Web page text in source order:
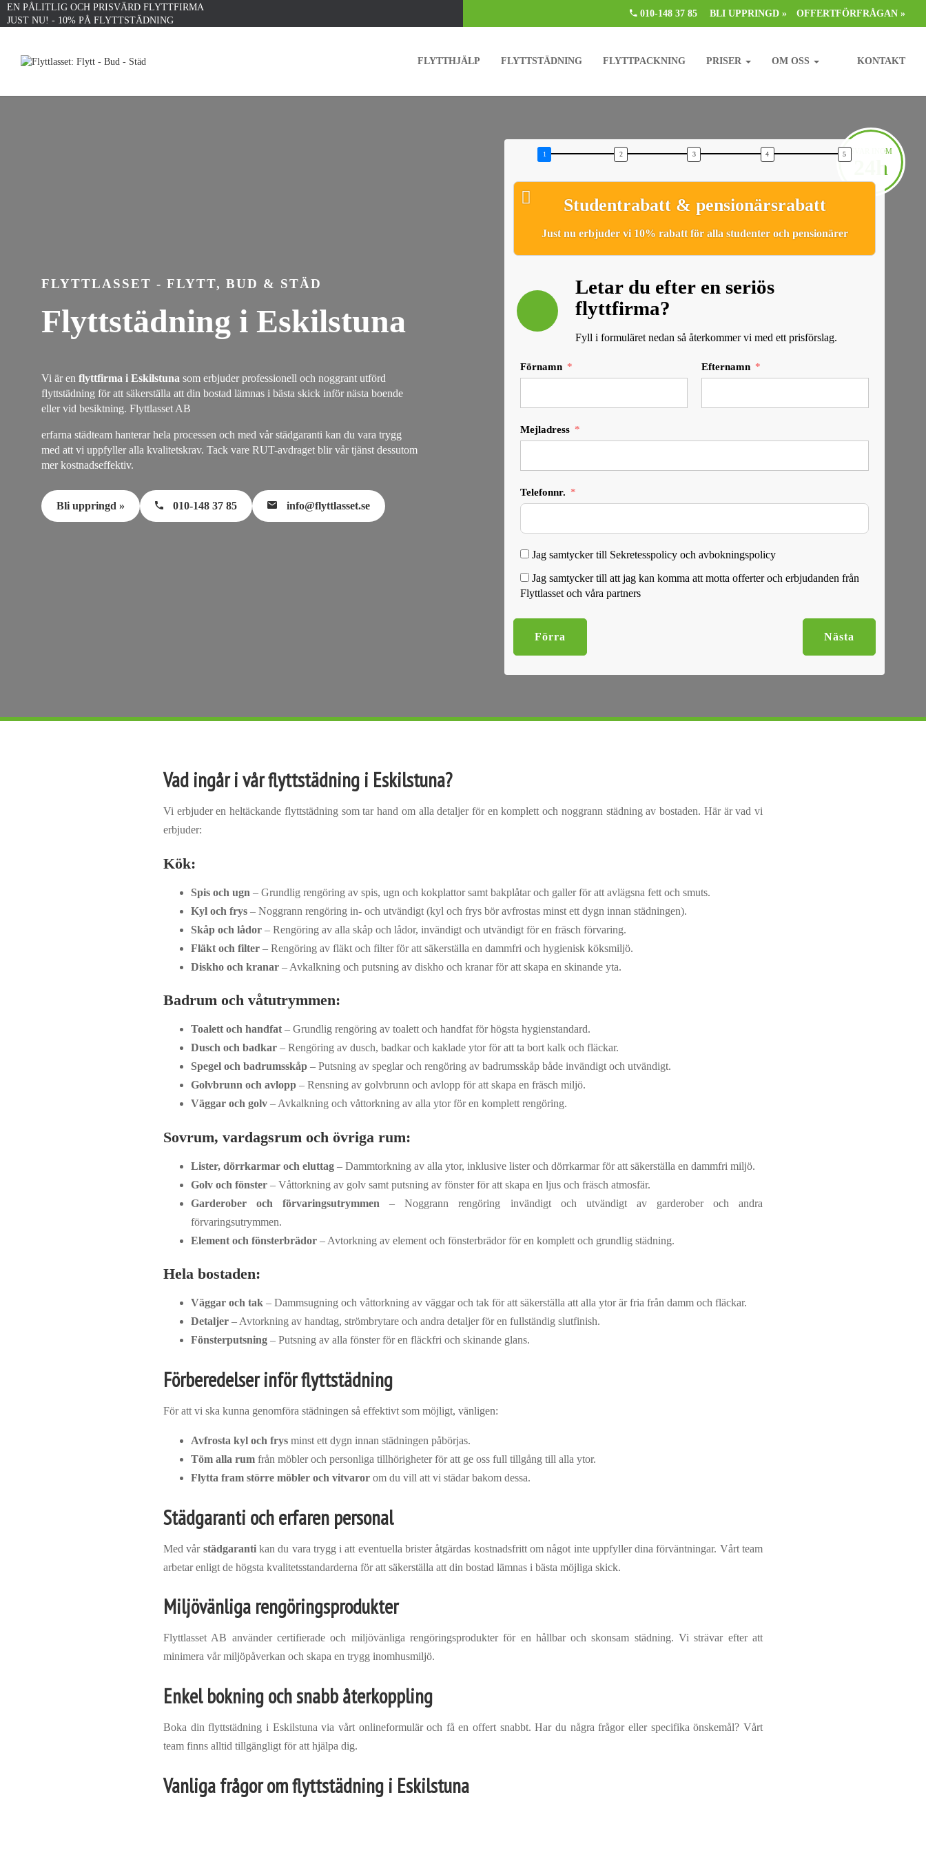
EN PÅLITLIG OCH PRISVÄRD FLYTTFIRMA
JUST NU! - 10% PÅ FLYTTSTÄDNING
010-148 37 85 BLI UPPRINGD » OFFERTFÖRFRÅGAN »
FLYTTHJÄLP FLYTTSTÄDNING FLYTTPACKNING PRISER OM OSS KONTAKT
FLYTTLASSET - FLYTT, BUD & STÄD
Flyttstädning i Eskilstuna
Vi är en flyttfirma i Eskilstuna som erbjuder professionell och noggrant utförd
flyttstädning för att säkerställa att din bostad lämnas i bästa skick inför nästa boende
eller vid besiktning. Flyttlasset AB
erfarna städteam hanterar hela processen och med vår städgaranti kan du vara trygg
med att vi uppfyller alla kvalitetskrav. Tack vare RUT-avdraget blir vår tjänst dessutom
mer kostnadseffektiv.
Bli uppringd » 010-148 37 85 info@flyttlasset.se
Studentrabatt & pensionärsrabatt
Just nu erbjuder vi 10% rabatt för alla studenter och pensionärer
Letar du efter en seriös
flyttfirma?
Fyll i formuläret nedan så återkommer vi med ett prisförslag.
Förnamn Efternamn
Mejladress
Telefonnr.
Jag samtycker till Sekretesspolicy och avbokningspolicy
Jag samtycker till att jag kan komma att motta offerter och erbjudanden från
Flyttlasset och våra partners
Förra Nästa
SVAR INOM
24h
Vad ingår i vår flyttstädning i Eskilstuna?
Vi erbjuder en heltäckande flyttstädning som tar hand om alla detaljer för en komplett och noggrann städning av bostaden. Här är vad vi
erbjuder:
Kök:
Spis och ugn – Grundlig rengöring av spis, ugn och kokplattor samt bakplåtar och galler för att avlägsna fett och smuts.
Kyl och frys – Noggrann rengöring in- och utvändigt (kyl och frys bör avfrostas minst ett dygn innan städningen).
Skåp och lådor – Rengöring av alla skåp och lådor, invändigt och utvändigt för en fräsch förvaring.
Fläkt och filter – Rengöring av fläkt och filter för att säkerställa en dammfri och hygienisk köksmiljö.
Diskho och kranar – Avkalkning och putsning av diskho och kranar för att skapa en skinande yta.
Badrum och våtutrymmen:
Toalett och handfat – Grundlig rengöring av toalett och handfat för högsta hygienstandard.
Dusch och badkar – Rengöring av dusch, badkar och kaklade ytor för att ta bort kalk och fläckar.
Spegel och badrumsskåp – Putsning av speglar och rengöring av badrumsskåp både invändigt och utvändigt.
Golvbrunn och avlopp – Rensning av golvbrunn och avlopp för att skapa en fräsch miljö.
Väggar och golv – Avkalkning och våttorkning av alla ytor för en komplett rengöring.
Sovrum, vardagsrum och övriga rum:
Lister, dörrkarmar och eluttag – Dammtorkning av alla ytor, inklusive lister och dörrkarmar för att säkerställa en dammfri miljö.
Golv och fönster – Våttorkning av golv samt putsning av fönster för att skapa en ljus och fräsch atmosfär.
Garderober och förvaringsutrymmen – Noggrann rengöring invändigt och utvändigt av garderober och andra
förvaringsutrymmen.
Element och fönsterbrädor – Avtorkning av element och fönsterbrädor för en komplett och grundlig städning.
Hela bostaden:
Väggar och tak – Dammsugning och våttorkning av väggar och tak för att säkerställa att alla ytor är fria från damm och fläckar.
Detaljer – Avtorkning av handtag, strömbrytare och andra detaljer för en fullständig slutfinish.
Fönsterputsning – Putsning av alla fönster för en fläckfri och skinande glans.
Förberedelser inför flyttstädning
För att vi ska kunna genomföra städningen så effektivt som möjligt, vänligen:
Avfrosta kyl och frys minst ett dygn innan städningen påbörjas.
Töm alla rum från möbler och personliga tillhörigheter för att ge oss full tillgång till alla ytor.
Flytta fram större möbler och vitvaror om du vill att vi städar bakom dessa.
Städgaranti och erfaren personal
Med vår städgarantikan du vara trygg i att eventuella brister åtgärdas kostnadsfritt om något inte uppfyller dina förväntningar. Vårt team
arbetar enligt de högsta kvalitetsstandarderna för att säkerställa att din bostad lämnas i bästa möjliga skick.
Miljövänliga rengöringsprodukter
Flyttlasset AB använder certifierade och miljövänliga rengöringsprodukter för en hållbar och skonsam städning. Vi strävar efter att
minimera vår miljöpåverkan och skapa en trygg inomhusmiljö.
Enkel bokning och snabb återkoppling
Boka din flyttstädning i Eskilstuna via vårt onlineformulär och få en offert snabbt. Har du några frågor eller specifika önskemål? Vårt
team finns alltid tillgängligt för att hjälpa dig.
Vanliga frågor om flyttstädning i Eskilstuna